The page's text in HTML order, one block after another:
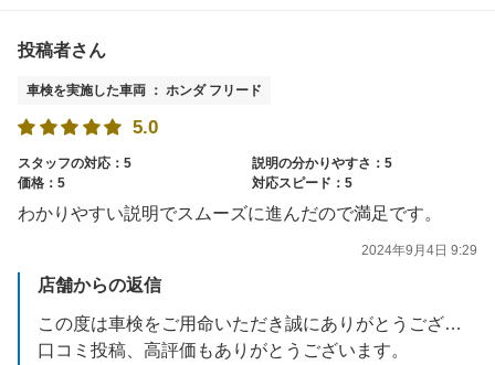
投稿者さん
車検を実施した車両 ： ホンダ フリード
5.0
スタッフの対応：5
説明の分かりやすさ：5
価格：5
対応スピード：5
わかりやすい説明でスムーズに進んだので満足です。
2024年9月4日 9:29
店舗からの返信
この度は車検をご用命いただき誠にありがとうございます。
口コミ投稿、高評価もありがとうございます。